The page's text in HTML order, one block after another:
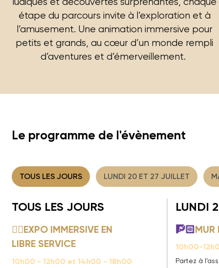
étape du parcours invite à l’exploration et à
l’amusement. Une animation immersive pour
petits et grands, au cœur d’un monde rempli
d’aventures et d’émerveillement.
Le programme de l'évènement
TOUS LES JOURS LUNDI 20 ET 27 JUILLET
TOUS LES JOURS
🏴‍☠️EXPO IMMERSIVE EN
LIBRE SERVICE
10h00 - 12h00 et 14h00 - 18h00
LUNDI
🧗🏻MUR
10h00-
Partez à